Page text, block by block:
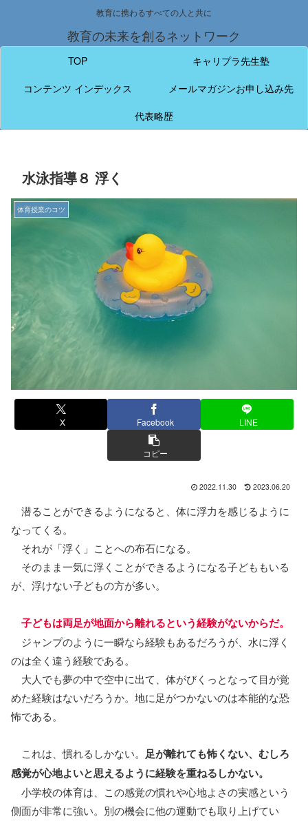
教育に携わるすべての人と共に
教育の未来を創るネットワーク
TOP
キャリプラ先生塾
コンテンツ インデックス
メールマガジンお申し込み先
代表略歴
水泳指導８ 浮く
体育授業のコツ
X Facebook LINE
コピー
2022.11.30 2023.06.20
潜ることができるようになると、体に浮力を感じるように
なってくる。
それが「浮く」ことへの布石になる。
そのまま一気に浮くことができるようになる子どももいる
が、浮けない子どもの方が多い。
子どもは両足が地面から離れるという経験がないからだ。
ジャンプのように一瞬なら経験もあるだろうが、水に浮く
のは全く違う経験である。
大人でも夢の中で空中に出て、体がびくっとなって目が覚
めた経験はないだろうか。地に足がつかないのは本能的な恐
怖である。
これは、慣れるしかない。 足が離れても怖くない、むしろ
感覚が心地よいと思えるように経験を重ねるしかない。
小学校の体育は、この感覚の慣れや心地よさの実感という
側面が非常に強い。別の機会に他の運動でも取り上げてい